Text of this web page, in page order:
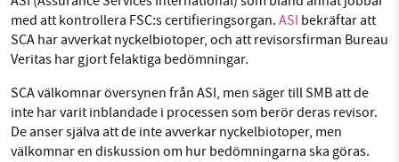
med att kontrollera FSC:s certifieringsorgan. ASI bekräftar att
SCA har avverkat nyckelbiotoper, och att revisorsfirman Bureau
Veritas har gjort felaktiga bedömningar.
SCA välkomnar översynen från ASI, men säger till SMB att de
inte har varit inblandade i processen som berör deras revisor.
De anser själva att de inte avverkar nyckelbiotoper, men
välkomnar en diskussion om hur bedömningarna ska göras.